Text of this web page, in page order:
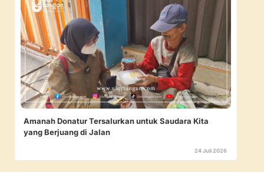
Amanah Donatur Tersalurkan untuk Saudara Kita
yang Berjuang di Jalan
24 Juli 2026